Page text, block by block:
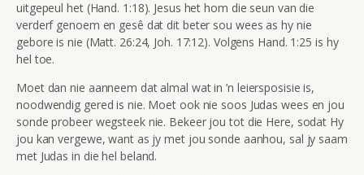
uitgepeul het (Hand. 1:18). Jesus het hom die seun van die
verderf genoem en gesê dat dit beter sou wees as hy nie
gebore is nie (Matt. 26:24, Joh. 17:12). Volgens Hand. 1:25 is hy
hel toe.
Moet dan nie aanneem dat almal wat in ’n leiersposisie is,
noodwendig gered is nie. Moet ook nie soos Judas wees en jou
sonde probeer wegsteek nie. Bekeer jou tot die Here, sodat Hy
jou kan vergewe, want as jy met jou sonde aanhou, sal jy saam
met Judas in die hel beland.